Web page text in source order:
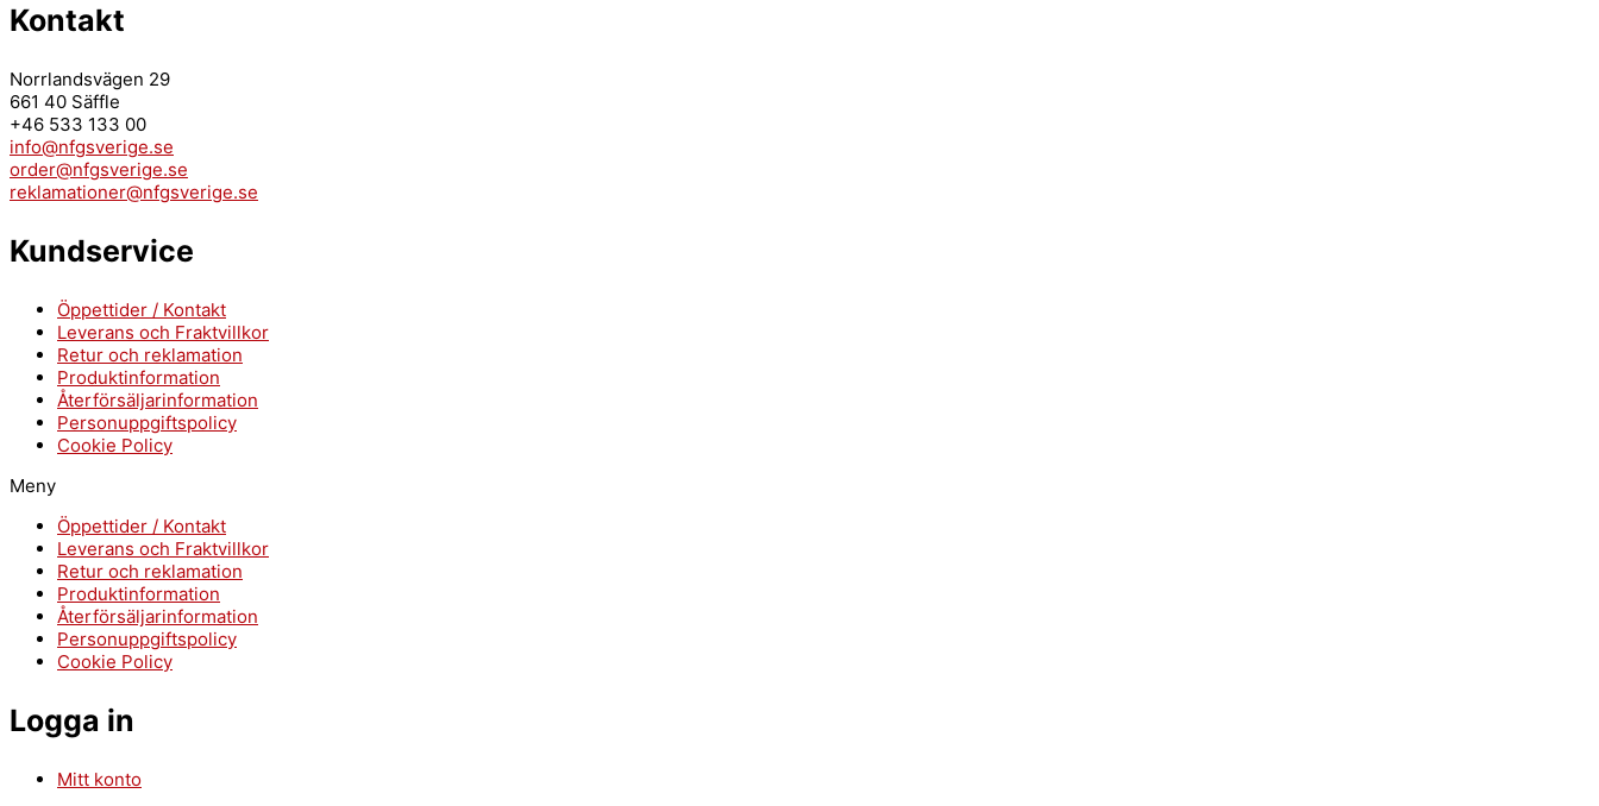
Kontakt
Norrlandsvägen 29
661 40 Säffle
+46 533 133 00
info@nfgsverige.se
order@nfgsverige.se
reklamationer@nfgsverige.se
Kundservice
Öppettider / Kontakt
Leverans och Fraktvillkor
Retur och reklamation
Produktinformation
Återförsäljarinformation
Personuppgiftspolicy
Cookie Policy
Meny
Öppettider / Kontakt
Leverans och Fraktvillkor
Retur och reklamation
Produktinformation
Återförsäljarinformation
Personuppgiftspolicy
Cookie Policy
Logga in
Mitt konto